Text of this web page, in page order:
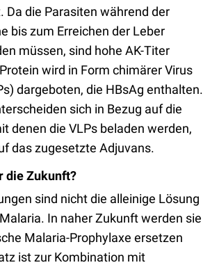
Da die Parasiten während der
bis zum Erreichen der Leber
müssen, sind hohe AK-Titer
wird in Form chimärer Virus
dargeboten, die HBsAg enthalten.
sich in Bezug auf die
denen die VLPs beladen werden,
das zugesetzte Adjuvans.
die Zukunft?
sind nicht die alleinige Lösung
In naher Zukunft werden sie
Malaria-Prophylaxe ersetzen
ist zur Kombination mit